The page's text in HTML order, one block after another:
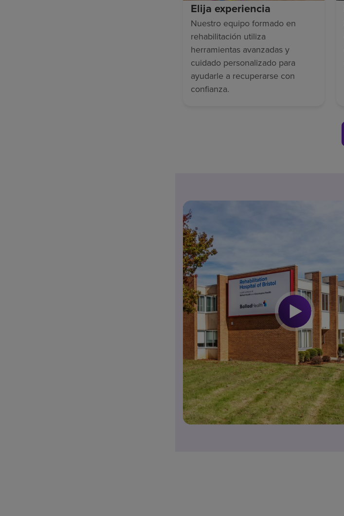
Elija experiencia
Nuestro equipo formado en
rehabilitación utiliza
herramientas avanzadas y
cuidado personalizado para
ayudarle a recuperarse con
confianza.